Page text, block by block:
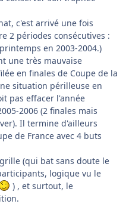
c'est arrivé une fois
2 périodes consécutives :
en 2003-2004.)
une très mauvaise
en finales de Coupe de la
situation périlleuse en
pas effacer l'année
2006 (2 finales mais
Il termine d'ailleurs
de France avec 4 buts
(qui bat sans doute le
logique vu le
) , et surtout, le